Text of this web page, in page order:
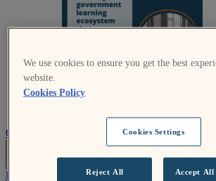
ecossistema de aprendizagem
Obtenha o Moodle
Contate-Nos
Enviar uma RFP
We use cookies to ensure you get the best
website.
Cookies Policy
Cookies Settings
Reject All Accept All